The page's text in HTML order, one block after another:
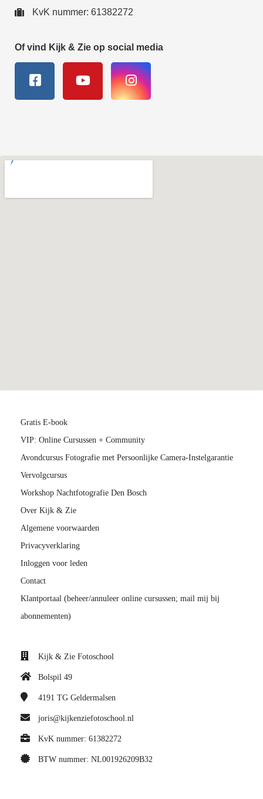
KvK nummer: 61382272
Of vind Kijk & Zie op social media
Gratis E-book
VIP: Online Cursussen + Community
Avondcursus Fotografie met Persoonlijke Camera-Instelgarantie
Vervolgcursus
Workshop Nachtfotografie Den Bosch
Over Kijk & Zie
Algemene voorwaarden
Privacyverklaring
Inloggen voor leden
Contact
Klantportaal (beheer/annuleer online cursussen; mail mij bij
abonnementen)
Kijk & Zie Fotoschool
Bolspil 49
4191 TG Geldermalsen
joris@kijkenziefotoschool.nl
KvK nummer: 61382272
BTW nummer: NL001926209B32